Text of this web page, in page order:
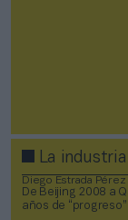
La
Diego Estrada Pérez
De Beijing 2008 a
años de “progreso”